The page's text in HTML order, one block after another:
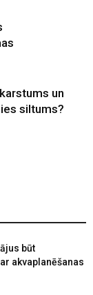
un
siltums?
būt
akvaplanēšanas